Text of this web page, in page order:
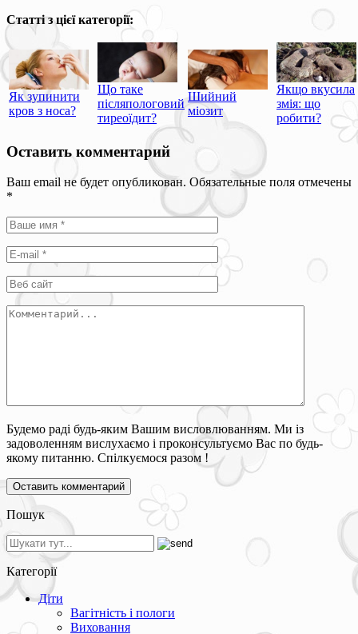
Статті з цієї категорії:
Як зупинити
кров з носа?
Що таке
післяпологовий
тиреоїдит?
Шийний
міозит
Якщо вкусила
змія: що
робити?
Оставить комментарий
Ваш email не будет опубликован. Обязательные поля отмечены
*
Будемо раді будь-яким Вашим висловлюванням. Ми із
задоволенням вислухаємо і проконсультуємо Вас по будь-
якому питанню. Спілкуємося разом !
Пошук
Категорії
Діти
Вагітність і пологи
Виховання